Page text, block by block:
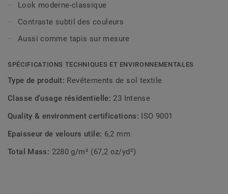
Look moderne-classique
Contraste subtil des couleurs
Aussi comme tapis sur mesure
SPÉCIFICATIONS TECHNIQUES ET ENVIRONNEMENTALES
Type de produit: Revêtements de sol textile
Classe d'usage résidentielle: 23 Intense
Quality & environment certifications: ISO 9001
Epaisseur de velours utile: 6,2 mm
Total Mass: 2280 g/m² (67,2 oz/yd²)